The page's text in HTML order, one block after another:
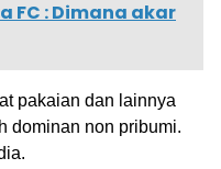
FC : Dimana akar
pakaian dan lainnya
dominan non pribumi.